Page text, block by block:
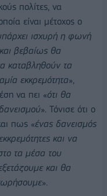
πολίτες, να
είναι μέτοχος ο
ισχυρή η φωνή
βεβαίως θα
καταβληθούν τα
εκκρεμότητα»,
να πει «ότι θα
». Τόνισε ότι ο
πως «ένας δανεισμός
και να
τα μέσα του
και θα
».